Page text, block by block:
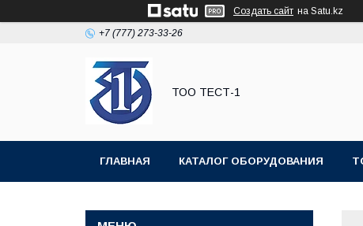
Создать сайт на Satu.kz
+7 (777) 273-33-26
ТОО ТЕСТ-1
ГЛАВНАЯ КАТАЛОГ ОБОРУДОВАНИЯ